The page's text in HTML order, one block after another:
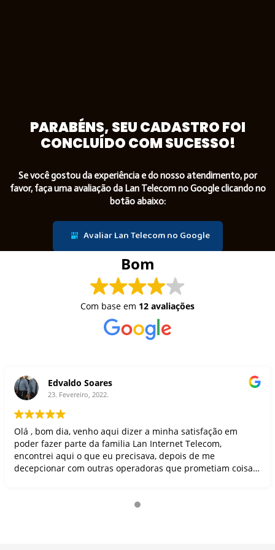
PARABÉNS, SEU CADASTRO FOI
CONCLUÍDO COM SUCESSO!
Se você gostou da experiência e do nosso atendimento, por
favor, faça uma avaliação da Lan Telecom no Google clicando no
botão abaixo:
Avaliar Lan Telecom no Google
Bom
Com base em 12 avaliações
Edvaldo Soares
23. Fevereiro, 2022.
Olá , bom dia, venho aqui dizer a minha satisfação em
poder fazer parte da familia Lan Internet Telecom,
encontrei aqui o que eu precisava, depois de me
decepcionar com outras operadoras que prometiam coisas
tem me oferecido, digo e indico, pois é uma empresa séria